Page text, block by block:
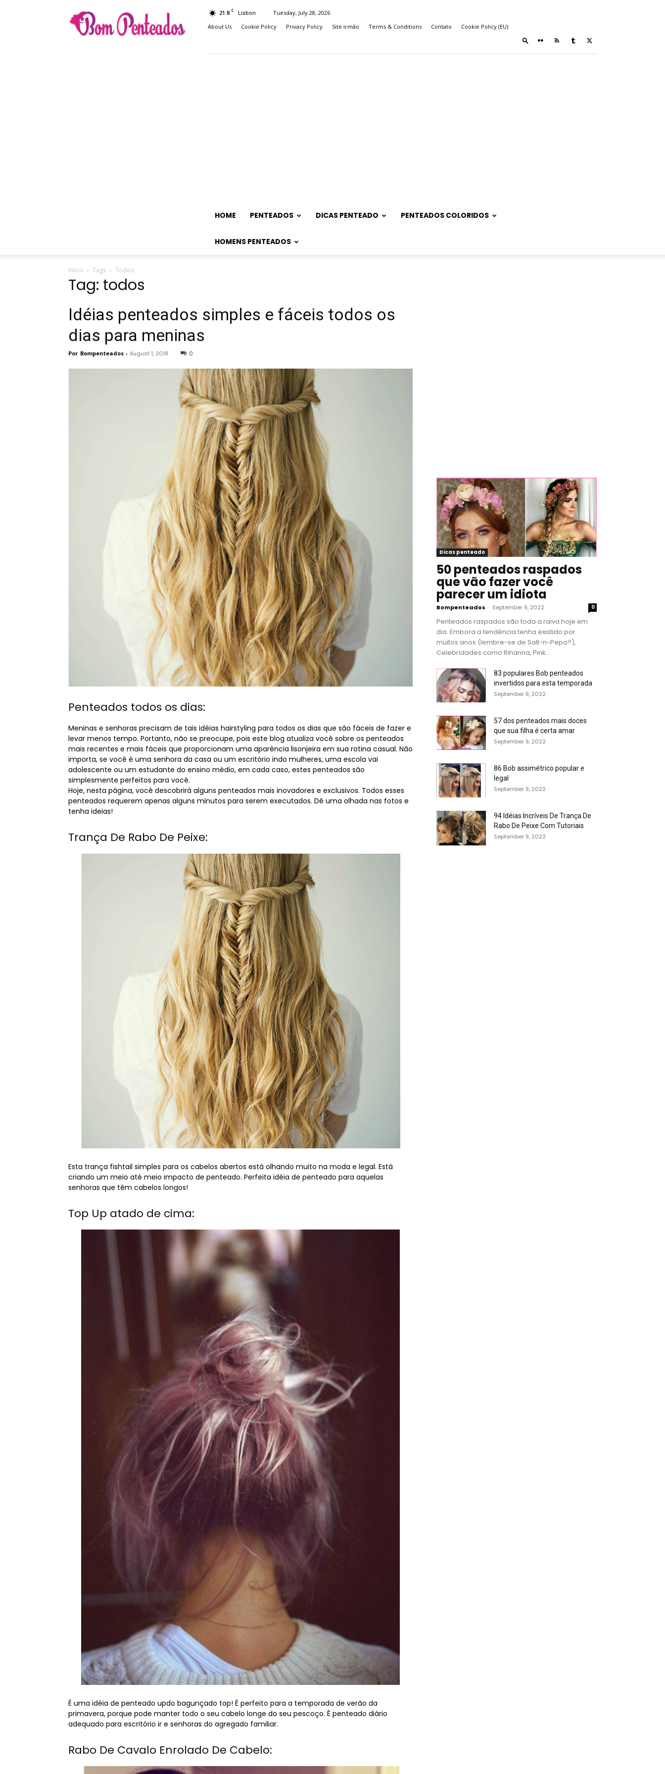
Penteados
21.8 C Lisbon
Tuesday, July 28, 2026
About Us
Cookie Policy Privacy Policy Site irmão Terms & Conditions Contato Cookie Policy (EU)
HOME PENTEADOS DICAS PENTEADO PENTEADOS COLORIDOS
HOMENS PENTEADOS
Início Tags Todos
Tag: todos
Idéias penteados simples e fáceis todos os
dias para meninas
Por Bompenteados - August 1, 2018 0
Penteados todos os dias:
Meninas e senhoras precisam de tais idéias hairstyling para todos os dias que são fáceis de fazer e
levar menos tempo. Portanto, não se preocupe, pois este blog atualiza você sobre os penteados
mais recentes e mais fáceis que proporcionam uma aparência lisonjeira em sua rotina casual. Não
importa, se você é uma senhora da casa ou um escritório indo mulheres, uma escola vai
adolescente ou um estudante do ensino médio, em cada caso, estes penteados são
simplesmente perfeitos para você.
Hoje, nesta página, você descobrirá alguns penteados mais inovadores e exclusivos. Todos esses
penteados requerem apenas alguns minutos para serem executados. Dê uma olhada nas fotos e
tenha ideias!
Trança De Rabo De Peixe:
Esta trança fishtail simples para os cabelos abertos está olhando muito na moda e legal. Está
criando um meio até meio impacto de penteado. Perfeita idéia de penteado para aquelas
senhoras que têm cabelos longos!
Top Up atado de cima:
É uma idéia de penteado updo bagunçado top! É perfeito para a temporada de verão da
primavera, porque pode manter todo o seu cabelo longe do seu pescoço. É penteado diário
adequado para escritório ir e senhoras do agregado familiar.
Rabo De Cavalo Enrolado De Cabelo:
Dicas penteado
50 penteados raspados
que vão fazer você
parecer um idiota
Bompenteados - September 9, 2022 0
Penteados raspados são toda a raiva hoje em
dia. Embora a tendência tenha existido por
muitos anos (lembre-se de Salt-n-Pepa?),
Celebridades como Rihanna, Pink...
83 populares Bob penteados
invertidos para esta temporada
September 9, 2022
57 dos penteados mais doces
que sua filha é certa amar
September 9, 2022
86 Bob assimétrico popular e
legal
September 9, 2022
94 Idéias Incríveis De Trança De
Rabo De Peixe Com Tutoriais
September 9, 2022